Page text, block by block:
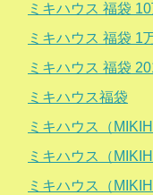
ミキハウス 福袋 10
ミキハウス 福袋 1
ミキハウス 福袋
ミキハウス福袋
ミキハウス（
ミキハウス（
ミキハウス（